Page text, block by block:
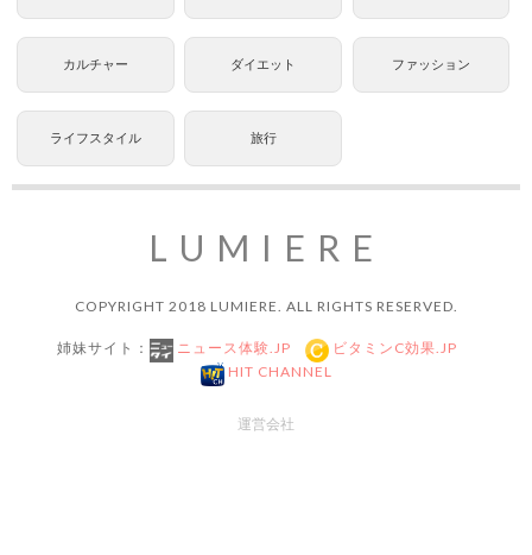
カルチャー ダイエット ファッション
ライフスタイル 旅行
LUMIERE
COPYRIGHT 2018 LUMIERE. ALL RIGHTS RESERVED.
姉妹サイト： ニュース体験.JP
ビタミンC効果.JP
HIT CHANNEL
運営会社